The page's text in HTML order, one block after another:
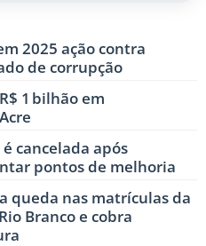
2025 ação contra
de corrupção
1 bilhão em
cancelada após
pontos de melhoria
queda nas matrículas da
Branco e cobra